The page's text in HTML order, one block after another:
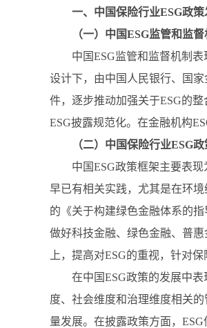
一、中国保险行业ESG政策
（一）中国ESG监管和监督
中国ESG监管和监督机制
设计下，由中国人民银行、国
件，逐步推动加强关于ESG的
ESG披露规范化。在金融机构
（二）中国保险行业ESG政
中国ESG政策框架主要表
早已有相关实践，尤其是在环
的《关于构建绿色金融体系的
做好科技金融、绿色金融、普
上，提高对ESG的重视，针对
在中国ESG政策的发展中
度、社会维度和治理维度相关
量发展。在披露政策方面，